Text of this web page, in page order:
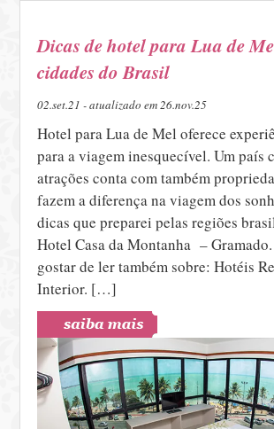
Dicas de hotel para Lua de
cidades do Brasil
02.set.21 - atualizado em 26.nov.25
Hotel para Lua de Mel oferece
para a viagem inesquecível. Um país
atrações conta com também
fazem a diferença na viagem dos
dicas que preparei pelas regiões
Hotel Casa da Montanha –
gostar de ler também sobre: Hotéis
Interior. […]